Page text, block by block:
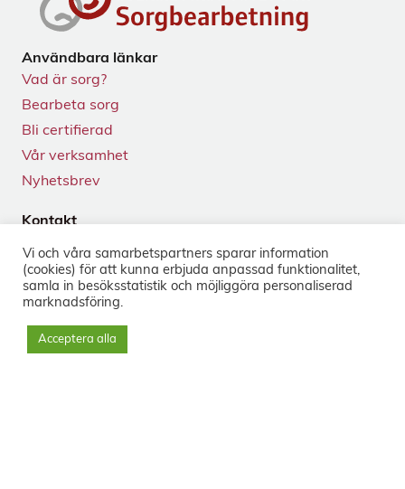
Användbara länkar
Vad är sorg?
Bearbeta sorg
Bli certifierad
Vår verksamhet
Nyhetsbrev
Kontakt
113 59 Stockholm
+46 8-33 50 40
info@sorg.se
Sociala medier
Vi och våra samarbets­partners sparar information
(cookies) för att kunna erbjuda anpassad funktionalitet,
samla in besöks­statistik och möjliggöra personaliserad
marknads­föring.
Acceptera alla